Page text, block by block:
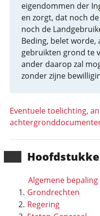
Algemene bepaling
Grondrechten
Regering
eigendommen der
en zorgt, dat noch
noch de
Beding, belet worde,
gebruikten grond te
ander daarop zal
zonder zijne
Eventuele toelichting,